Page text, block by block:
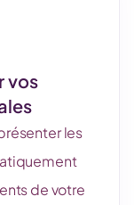
vos
les
de votre